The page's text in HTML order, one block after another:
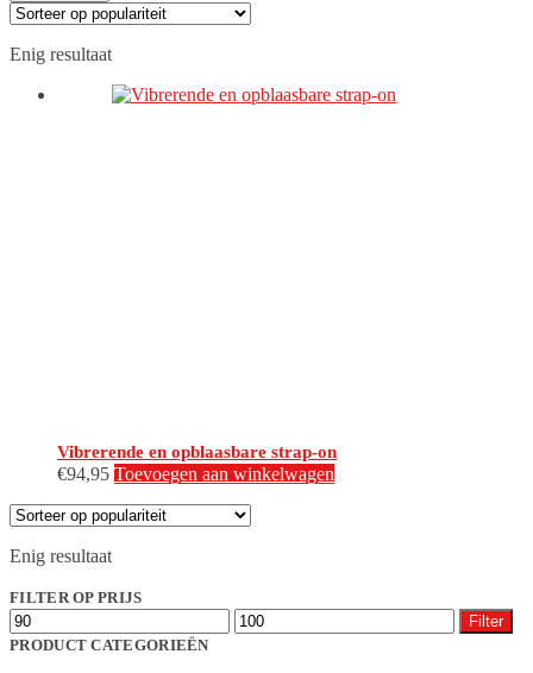
Enig resultaat
Vibrerende en opblaasbare strap-on
€94,95 Toevoegen aan winkelwagen
Enig resultaat
FILTER OP PRIJS
Min.
prijs
Max.
prijs
Filter
PRODUCT CATEGORIEËN